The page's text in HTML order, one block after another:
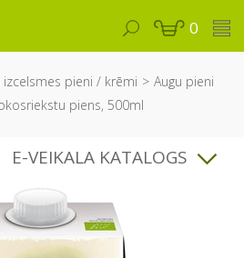
0
izcelsmes pieni / krēmi
Augu pieni
piens, 500ml
E-VEIKALA KATALOGS